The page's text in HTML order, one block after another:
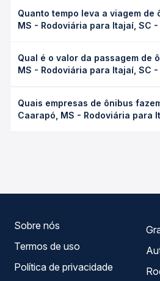
Quanto tempo leva a viagem de
MS - Rodoviária para Itajaí, SC -
Itajaí, SC - TODOS leva em média
conforme a viação, o tipo de
duração exata de cada opção na
Qual é o valor da passagem de
MS - Rodoviária para Itajaí, SC -
Rodoviária para Itajaí, SC - TODOS
346,16 e varia conforme a data da
Quais empresas de ônibus
Caarapó, MS - Rodoviária para
Sobre nós
Termos de uso
Política de privacidade